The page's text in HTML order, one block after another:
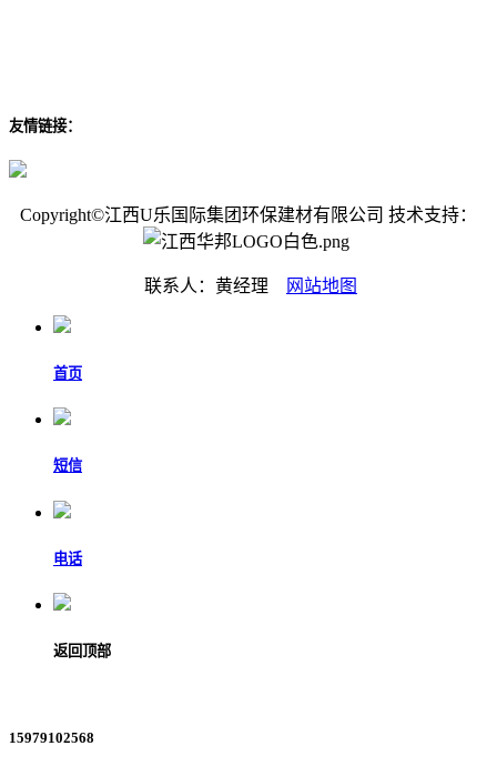
友情链接：
Copyright©江西U乐国际集团环保建材有限公司 技术支持：
联系人：黄经理 网站地图
首页
短信
电话
返回顶部
15979102568